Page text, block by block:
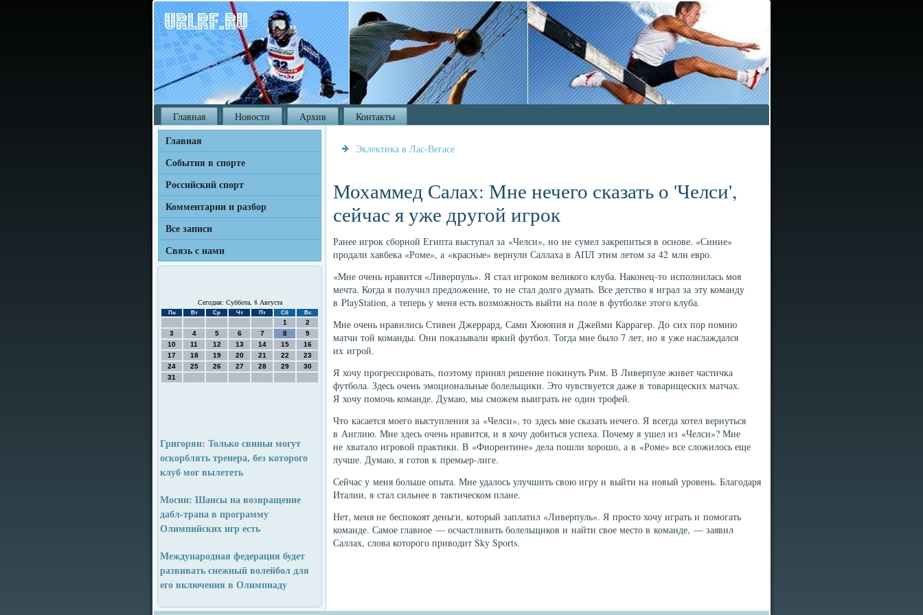
Главная Новости Архив Контакты
Главная
События в спорте
Российский спорт
Комментарии и разбор
Все записи
Связь с нами
Сегодня: Суббота, 8 Августа
Пн Вт Ср Чт Пт Сб Вс
1
2
3
4 5 6 7 8
9
10
11 12 13 14 15
16
17
18 19 20 21 22
23
24
25 26 27 28 29
30
31
Григорян: Только свиньи могут
оскорблять тренера, без которого
клуб мог вылететь
Мосин: Шансы на возвращение
дабл-трапа в программу
Олимпийских игр есть
Международная федерация будет
развивать снежный волейбол для
его включения в Олимпиаду
Эклектика в Лас-Вегасе
Мохаммед Салах: Мне нечего сказать о 'Челси',
сейчас я уже другой игрок
Ранее игрок сборной Египта выступал за «Челси», но не сумел закрепиться в основе. «Синие»
продали хавбека «Роме», а «красные» вернули Саллаха в АПЛ этим летом за 42 млн евро.
«Мне очень нравится «Ливерпуль». Я стал игроком великого клуба. Наконец-то исполнилась моя
мечта. Когда я получил предложение, то не стал долго думать. Все детство я играл за эту команду
в PlayStation, а теперь у меня есть возможность выйти на поле в футболке этого клуба.
Мне очень нравились Стивен Джеррард, Сами Хююпия и Джейми Каррагер. До сих пор помню
матчи той команды. Они показывали яркий футбол. Тогда мне было 7 лет, но я уже наслаждался
их игрой.
Я хочу прогрессировать, поэтому принял решение покинуть Рим. В Ливерпуле живет частичка
футбола. Здесь очень эмоциональные болельщики. Это чувствуется даже в товарищеских матчах.
Я хочу помочь команде. Думаю, мы сможем выиграть не один трофей.
Что касается моего выступления за «Челси», то здесь мне сказать нечего. Я всегда хотел вернуться
в Англию. Мне здесь очень нравится, и я хочу добиться успеха. Почему я ушел из «Челси»? Мне
не хватало игровой практики. В «Фиорентине» дела пошли хорошо, а в «Роме» все сложилось еще
лучше. Думаю, я готов к премьер-лиге.
Сейчас у меня больше опыта. Мне удалось улучшить свою игру и выйти на новый уровень. Благодаря
Италии, я стал сильнее в тактическом плане.
Нет, меня не беспокоят деньги, который заплатил «Ливерпуль». Я просто хочу играть и помогать
команде. Самое главное — осчастливить болельщиков и найти свое место в команде, — заявил
Саллах, слова которого приводит Sky Sports.